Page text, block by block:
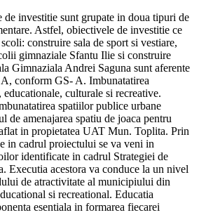
de investitie sunt grupate in doua tipuri de
Astfel, obiectivele de investitie ce
construire sala de sport si vestiare,
gimnaziale Sfantu Ilie si construire
Gimnaziala Andrei Saguna sunt aferente
conform GS- A. Imbunatatirea
culturale si recreative.
spatiilor publice urbane
de amenajarea spatiu de joaca pentru
in propietatea UAT Mun. Toplita. Prin
in cadrul proiectului se va veni in
identificate in cadrul Strategiei de
Executia acestora va conduce la un nivel
de atractivitate al municipiului din
si recreational. Educatia
esentiala in formarea fiecarei